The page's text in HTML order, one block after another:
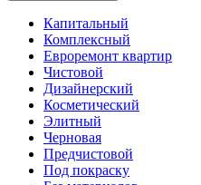
Капитальный
Комплексный
Евроремонт квартир
Чистовой
Дизайнерский
Косметический
Элитный
Черновая
Предчистовой
Под покраску